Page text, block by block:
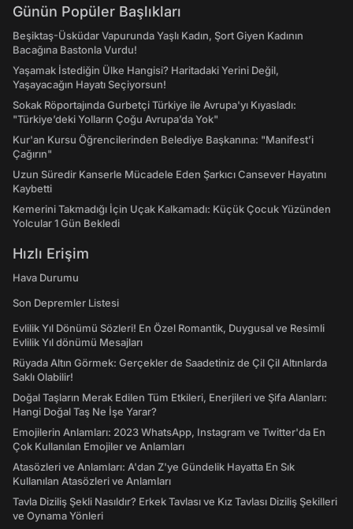
Günün Popüler Başlıkları
Beşiktaş-Üsküdar Vapurunda Yaşlı Kadın, Şort Giyen Kadının
Bacağına Bastonla Vurdu!
Yaşamak İstediğin Ülke Hangisi? Haritadaki Yerini Değil,
Yaşayacağın Hayatı Seçiyorsun!
Sokak Röportajında Gurbetçi Türkiye ile Avrupa'yı Kıyasladı:
"Türkiye’deki Yolların Çoğu Avrupa’da Yok"
Kur'an Kursu Öğrencilerinden Belediye Başkanına: "Manifest’i
Çağırın"
Uzun Süredir Kanserle Mücadele Eden Şarkıcı Cansever Hayatını
Kaybetti
Kemerini Takmadığı İçin Uçak Kalkamadı: Küçük Çocuk Yüzünden
Yolcular 1 Gün Bekledi
Hızlı Erişim
Hava Durumu
Son Depremler Listesi
Evlilik Yıl Dönümü Sözleri! En Özel Romantik, Duygusal ve Resimli
Evlilik Yıl dönümü Mesajları
Rüyada Altın Görmek: Gerçekler de Saadetiniz de Çil Çil Altınlarda
Saklı Olabilir!
Doğal Taşların Merak Edilen Tüm Etkileri, Enerjileri ve Şifa Alanları:
Hangi Doğal Taş Ne İşe Yarar?
Emojilerin Anlamları: 2023 WhatsApp, Instagram ve Twitter'da En
Çok Kullanılan Emojiler ve Anlamları
Atasözleri ve Anlamları: A'dan Z'ye Gündelik Hayatta En Sık
Kullanılan Atasözleri ve Anlamları
Tavla Diziliş Şekli Nasıldır? Erkek Tavlası ve Kız Tavlası Diziliş Şekilleri
ve Oynama Yönleri